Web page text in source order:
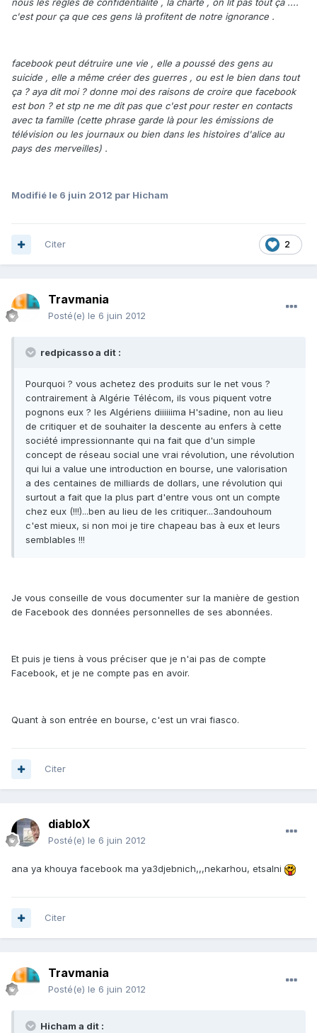
nous les règles de confidentialité , la charte , on lit pas tout ça ....
c'est pour ça que ces gens là profitent de notre ignorance .
facebook peut détruire une vie , elle a poussé des gens au
suicide , elle a même créer des guerres , ou est le bien dans tout
ça ? aya dit moi ? donne moi des raisons de croire que facebook
est bon ? et stp ne me dit pas que c'est pour rester en contacts
avec ta famille (cette phrase garde là pour les émissions de
télévision ou les journaux ou bien dans les histoires d'alice au
pays des merveilles) .
Modifié le 6 juin 2012 par Hicham
2
Citer
Travmania
Posté(e) le 6 juin 2012
redpicasso a dit :
Pourquoi ? vous achetez des produits sur le net vous ?
contrairement à Algérie Télécom, ils vous piquent votre
pognons eux ? les Algériens diiiiiima H'sadine, non au lieu
de critiquer et de souhaiter la descente au enfers à cette
société impressionnante qui na fait que d'un simple
concept de réseau social une vrai révolution, une révolution
qui lui a value une introduction en bourse, une valorisation
a des centaines de milliards de dollars, une révolution qui
surtout a fait que la plus part d'entre vous ont un compte
chez eux (!!!)...ben au lieu de les critiquer...3andouhoum
c'est mieux, si non moi je tire chapeau bas à eux et leurs
semblables !!!
Je vous conseille de vous documenter sur la manière de gestion
de Facebook des données personnelles de ses abonnées.
Et puis je tiens à vous préciser que je n'ai pas de compte
Facebook, et je ne compte pas en avoir.
Quant à son entrée en bourse, c'est un vrai fiasco.
Citer
diabloX
Posté(e) le 6 juin 2012
ana ya khouya facebook ma ya3djebnich,,,nekarhou, etsalni
Citer
Travmania
Posté(e) le 6 juin 2012
Hicham a dit :